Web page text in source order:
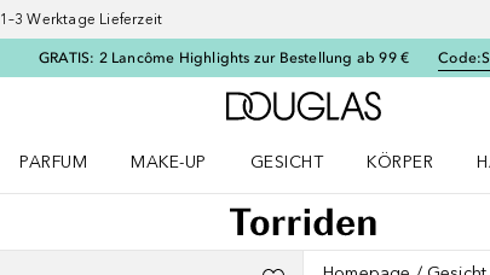
1–3 Werktage Lieferzeit
GRATIS: 2 Lancôme Highlights zur Bestellung ab 99 € Code:
Zur Douglas
PARFUM
MAKE-UP
GESICHT
KÖRPER